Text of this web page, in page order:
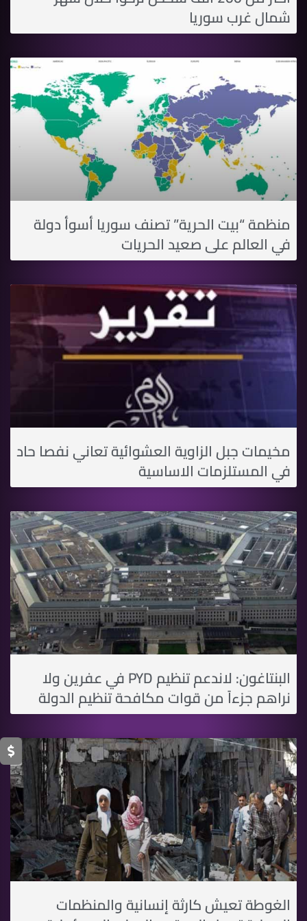
شمال غرب سوريا
منظمة “بيت الحرية” تصنف سوريا أسوأ دولة
في العالم على صعيد الحريات
مخيمات جبل الزاوية العشوائية تعاني نفصا حاد
في المستلزمات الاساسية
البنتاغون: لاندعم تنظيم PYD في عفرين ولا
نراهم جزءاً من قوات مكافحة تنظيم الدولة
الغوطة تعيش كارثة إنسانية والمنظمات